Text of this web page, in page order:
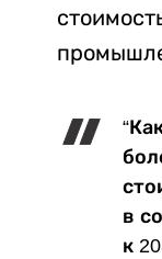
в
к